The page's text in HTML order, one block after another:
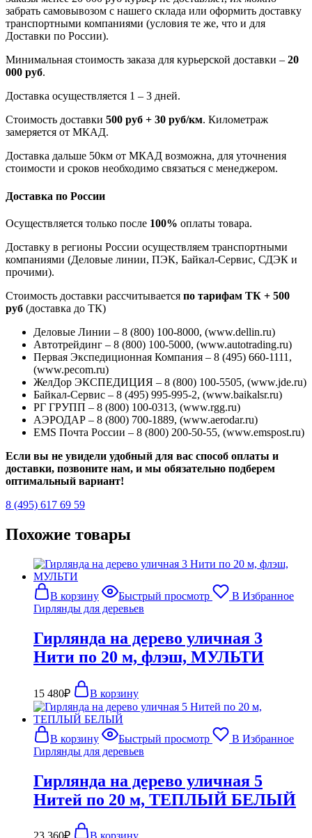
забрать самовывозом с нашего склада или оформить доставку
транспортными компаниями (условия те же, что и для
Доставки по России).
Минимальная стоимость заказа для курьерской доставки – 20
000 руб.
Доставка осуществляется 1 – 3 дней.
Стоимость доставки 500 руб + 30 руб/км. Километраж
замеряется от МКАД.
Доставка дальше 50км от МКАД возможна, для уточнения
стоимости и сроков необходимо связаться с менеджером.
Доставка по России
Осуществляется только после 100% оплаты товара.
Доставку в регионы России осуществляем транспортными
компаниями (Деловые линии, ПЭК, Байкал-Сервис, СДЭК и
прочими).
Стоимость доставки рассчитывается по тарифам ТК + 500
руб (доставка до ТК)
Деловые Линии – 8 (800) 100-8000, (www.dellin.ru)
Автотрейдинг – 8 (800) 100-5000, (www.autotrading.ru)
Первая Экспедиционная Компания – 8 (495) 660-1111,
(www.pecom.ru)
ЖелДор ЭКСПЕДИЦИЯ – 8 (800) 100-5505, (www.jde.ru)
Байкал-Сервис – 8 (495) 995-995-2, (www.baikalsr.ru)
РГ ГРУПП – 8 (800) 100-0313, (www.rgg.ru)
АЭРОДАР – 8 (800) 700-1889, (www.aerodar.ru)
EMS Почта России – 8 (800) 200-50-55, (www.emspost.ru)
Если вы не увидели удобный для вас способ оплаты и
доставки, позвоните нам, и мы обязательно подберем
оптимальный вариант!
8 (495) 617 69 59
Похожие товары
В корзину Быстрый просмотр
В Избранное
Гирлянды для деревьев
Гирлянда на дерево уличная 3
Нити по 20 м, флэш, МУЛЬТИ
15 480₽ В корзину
В корзину Быстрый просмотр
В Избранное
Гирлянды для деревьев
Гирлянда на дерево уличная 5
Нитей по 20 м, ТЕПЛЫЙ БЕЛЫЙ